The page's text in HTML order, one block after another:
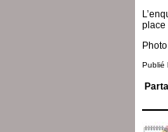
place
Publié